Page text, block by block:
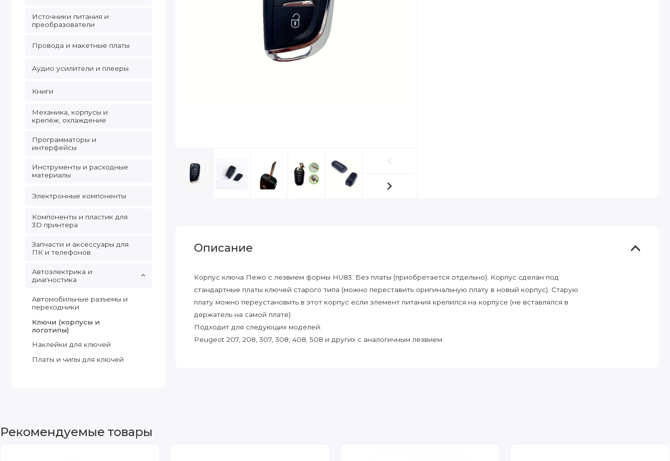
Источники питания и
преобразователи
Провода и макетные платы
Аудио усилители и плееры
Книги
Механика, корпусы и
крепёж, охлаждение
Программаторы и
интерфейсы
Инструменты и расходные
материалы
Электронные компоненты
Компоненты и пластик для
3D принтера
Запчасти и аксессуары для
ПК и телефонов
Автоэлектрика и
диагностика
Автомобильные разъемы и
переходники
Ключи (корпусы и
логотипы)
Наклейки для ключей
Платы и чипы для ключей
Описание
Корпус ключа Пежо с лезвием формы HU83. Без платы (приобретается отдельно). Корпус сделан под
стандартные платы ключей старого типа (можно переставить оригинальную плату в новый корпус). Старую
плату можно переустановить в этот корпус если элемент питания крепился на корпусе (не вставлялся в
держатель на самой плате)
Подходит для следующих моделей:
Peugeot 207, 208, 307, 308, 408, 508 и других с аналогичным лезвием.
Рекомендуемые товары